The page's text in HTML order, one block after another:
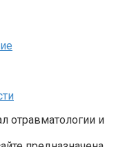
отравматологии и